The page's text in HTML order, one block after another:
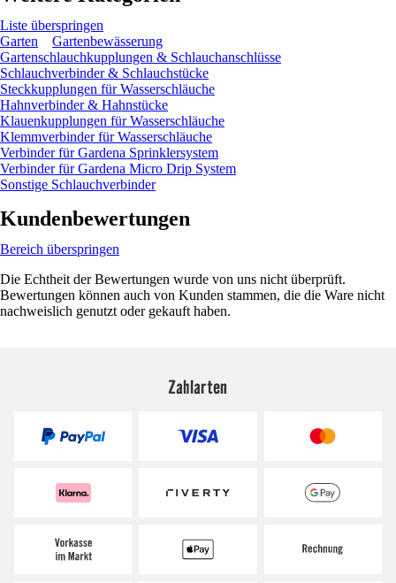
Liste überspringen
Garten
Gartenbewässerung
Gartenschlauchkupplungen & Schlauchanschlüsse
Schlauchverbinder & Schlauchstücke
Steckkupplungen für Wasserschläuche
Hahnverbinder & Hahnstücke
Klauenkupplungen für Wasserschläuche
Klemmverbinder für Wasserschläuche
Verbinder für Gardena Sprinklersystem
Verbinder für Gardena Micro Drip System
Sonstige Schlauchverbinder
Kundenbewertungen
Bereich überspringen
Die Echtheit der Bewertungen wurde von uns nicht überprüft.
Bewertungen können auch von Kunden stammen, die die Ware nicht
nachweislich genutzt oder gekauft haben.
Zahlarten